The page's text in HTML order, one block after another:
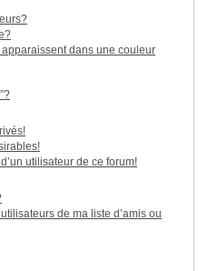
dans une couleur
utilisateur de ce forum!
de ma liste d’amis ou